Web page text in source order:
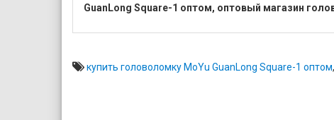
GuanLong Square-1 оптом, оптовый магазин
купить головоломку MoYu GuanLong Square-1 оптом,